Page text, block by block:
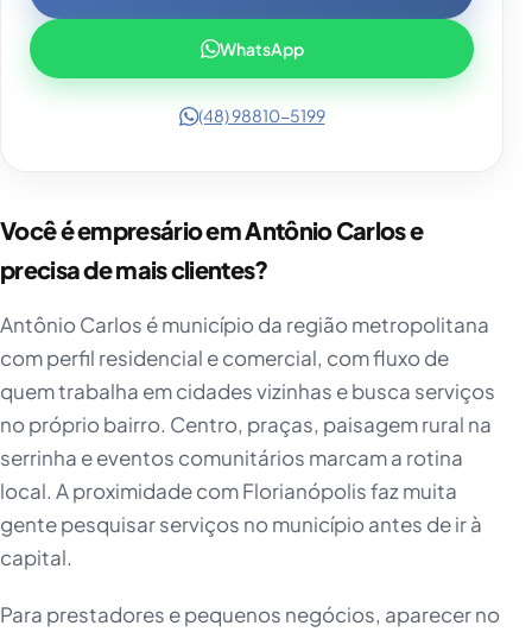
Você é empresário em Antônio Carlos e
precisa de mais clientes?
Antônio Carlos é município da região metropolitana
com perfil residencial e comercial, com fluxo de
quem trabalha em cidades vizinhas e busca serviços
no próprio bairro. Centro, praças, paisagem rural na
serrinha e eventos comunitários marcam a rotina
local. A proximidade com Florianópolis faz muita
gente pesquisar serviços no município antes de ir à
capital.
Para prestadores e pequenos negócios, aparecer no
WhatsApp
(48) 98810-5199